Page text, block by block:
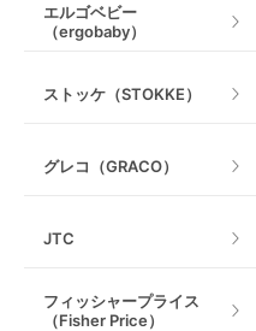
エルゴベビー
（ergobaby）
ストッケ（STOKKE）
グレコ（GRACO）
JTC
フィッシャープライス
（Fisher Price）